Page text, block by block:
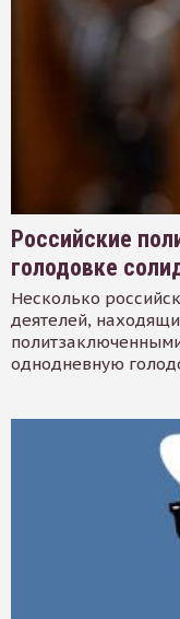
Российские
голодовке
Несколько
деятелей,
однодневную